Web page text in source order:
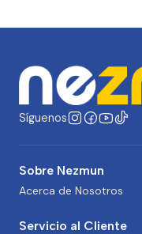
Síguenos
Sobre Nezmun
Acerca de Nosotros
Servicio al Cliente